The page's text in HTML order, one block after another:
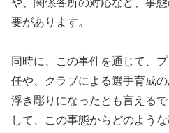
要があります。
同時に、この事件を通じて、
任や、クラブによる選手育成
浮き彫りになったとも言える
して、この事態からどのよう